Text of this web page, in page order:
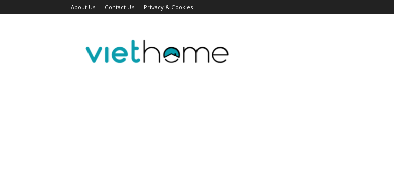
About Us Contact Us Privacy & Cookies
người
Việt